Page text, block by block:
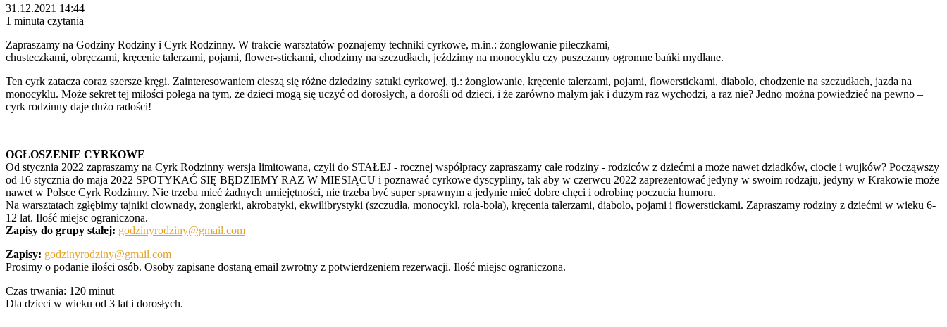
31.12.2021 14:44
1 minuta czytania
Zapraszamy na Godziny Rodziny i Cyrk Rodzinny. W trakcie warsztatów poznajemy techniki cyrkowe, m.in.: żonglowanie piłeczkami,
chusteczkami, obręczami, kręcenie talerzami, pojami, flower-stickami, chodzimy na szczudłach, jeździmy na monocyklu czy puszczamy ogromne bańki mydlane.
Ten cyrk zatacza coraz szersze kręgi. Zainteresowaniem cieszą się różne dziedziny sztuki cyrkowej, tj.: żonglowanie, kręcenie talerzami, pojami, flowerstickami, diabolo, chodzenie na szczudłach, jazda na
monocyklu. Może sekret tej miłości polega na tym, że dzieci mogą się uczyć od dorosłych, a dorośli od dzieci, i że zarówno małym jak i dużym raz wychodzi, a raz nie? Jedno można powiedzieć na pewno –
cyrk rodzinny daje dużo radości!
OGŁOSZENIE CYRKOWE
Od stycznia 2022 zapraszamy na Cyrk Rodzinny wersja limitowana, czyli do STAŁEJ - rocznej współpracy zapraszamy całe rodziny - rodziców z dziećmi a może nawet dziadków, ciocie i wujków? Począwszy
od 16 stycznia do maja 2022 SPOTYKAĆ SIĘ BĘDZIEMY RAZ W MIESIĄCU i poznawać cyrkowe dyscypliny, tak aby w czerwcu 2022 zaprezentować jedyny w swoim rodzaju, jedyny w Krakowie może
nawet w Polsce Cyrk Rodzinny. Nie trzeba mieć żadnych umiejętności, nie trzeba być super sprawnym a jedynie mieć dobre chęci i odrobinę poczucia humoru.
Na warsztatach zgłębimy tajniki clownady, żonglerki, akrobatyki, ekwilibrystyki (szczudła, monocykl, rola-bola), kręcenia talerzami, diabolo, pojami i flowerstickami. Zapraszamy rodziny z dziećmi w wieku 6-
12 lat. Ilość miejsc ograniczona.
Zapisy do grupy stałej: godzinyrodziny@gmail.com
Zapisy: godzinyrodziny@gmail.com
Prosimy o podanie ilości osób. Osoby zapisane dostaną email zwrotny z potwierdzeniem rezerwacji. Ilość miejsc ograniczona.
Czas trwania: 120 minut
Dla dzieci w wieku od 3 lat i dorosłych.